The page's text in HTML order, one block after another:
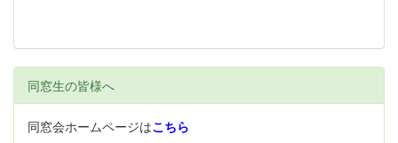
同窓生の皆様へ
同窓会ホームページはこちら